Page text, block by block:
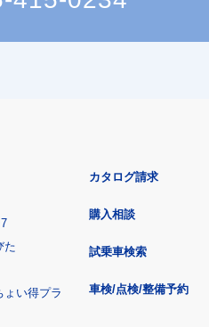
た
ょい得プラ
カタログ請求
購入相談
試乗車検索
車検/点検/整備予約